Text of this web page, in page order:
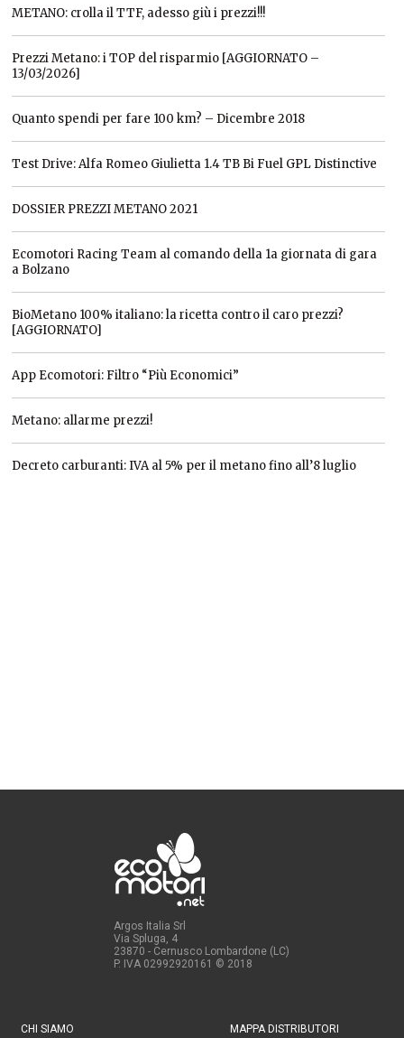
METANO: crolla il TTF, adesso giù i prezzi!!!
Prezzi Metano: i TOP del risparmio [AGGIORNATO –
13/03/2026]
Quanto spendi per fare 100 km? – Dicembre 2018
Test Drive: Alfa Romeo Giulietta 1.4 TB Bi Fuel GPL Distinctive
DOSSIER PREZZI METANO 2021
Ecomotori Racing Team al comando della 1a giornata di gara
a Bolzano
BioMetano 100% italiano: la ricetta contro il caro prezzi?
[AGGIORNATO]
App Ecomotori: Filtro “Più Economici”
Metano: allarme prezzi!
Decreto carburanti: IVA al 5% per il metano fino all’8 luglio
Argos Italia Srl
Via Spluga, 4
23870 - Cernusco Lombardone (LC)
P. IVA 02992920161 © 2018
CHI SIAMO MAPPA DISTRIBUTORI